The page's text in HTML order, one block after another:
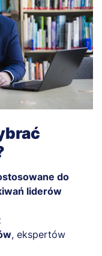
do
liderów
, ekspertów